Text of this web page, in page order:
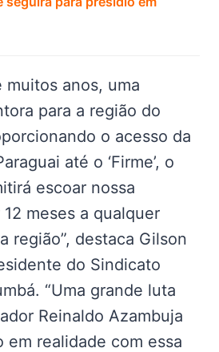
muitos anos, uma
para a região do
o acesso da
até o ‘Firme’, o
escoar nossa
meses a qualquer
região”, destaca Gilson
do Sindicato
“Uma grande luta
Reinaldo Azambuja
em realidade com essa